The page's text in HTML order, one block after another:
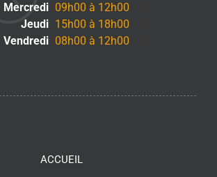
Mercredi 09h00 à 12h00
Jeudi 15h00 à 18h00
Vendredi 08h00 à 12h00
ACCUEIL